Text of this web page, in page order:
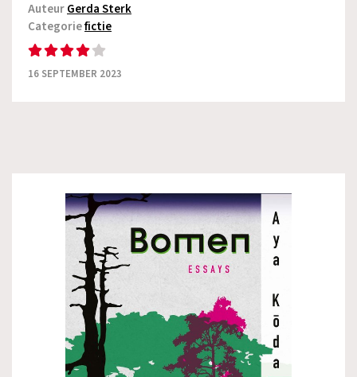
AuteurGerda Sterk
Categoriefictie
16 SEPTEMBER 2023